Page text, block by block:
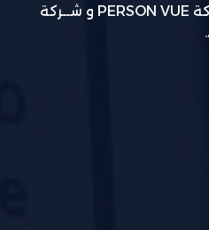
دولـي مـعـتمـد مـن شــركة PERSON VUE و شــركة